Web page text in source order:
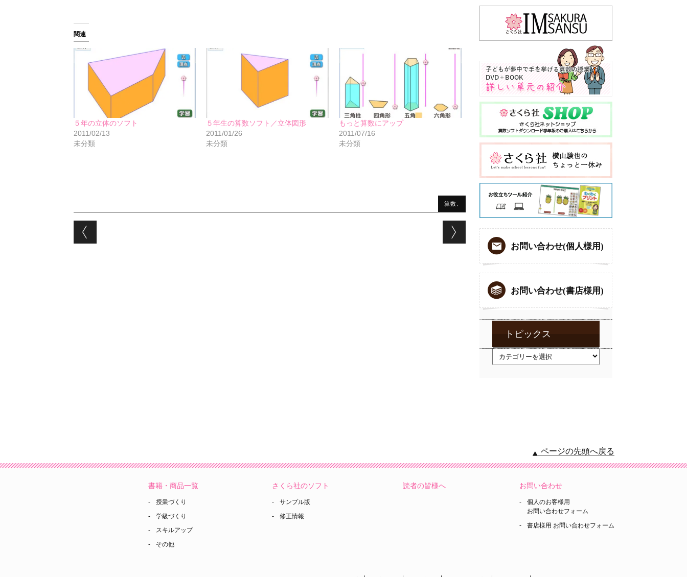
関連
５年の立体のソフト
2011/02/13
未分類
５年生の算数ソフト／立体図形
2011/01/26
未分類
もっと算数にアップ
2011/07/16
未分類
算数,
Post navigation
お問い合わせ(個人様用)
お問い合わせ(書店様用)
トピックス
ページの先頭へ戻る
書籍・商品一覧
授業づくり
学級づくり
スキルアップ
その他
さくら社のソフト
サンプル版
修正情報
読者の皆様へ お問い合わせ
個人のお客様用
お問い合わせフォーム
書店様用 お問い合わせフォーム